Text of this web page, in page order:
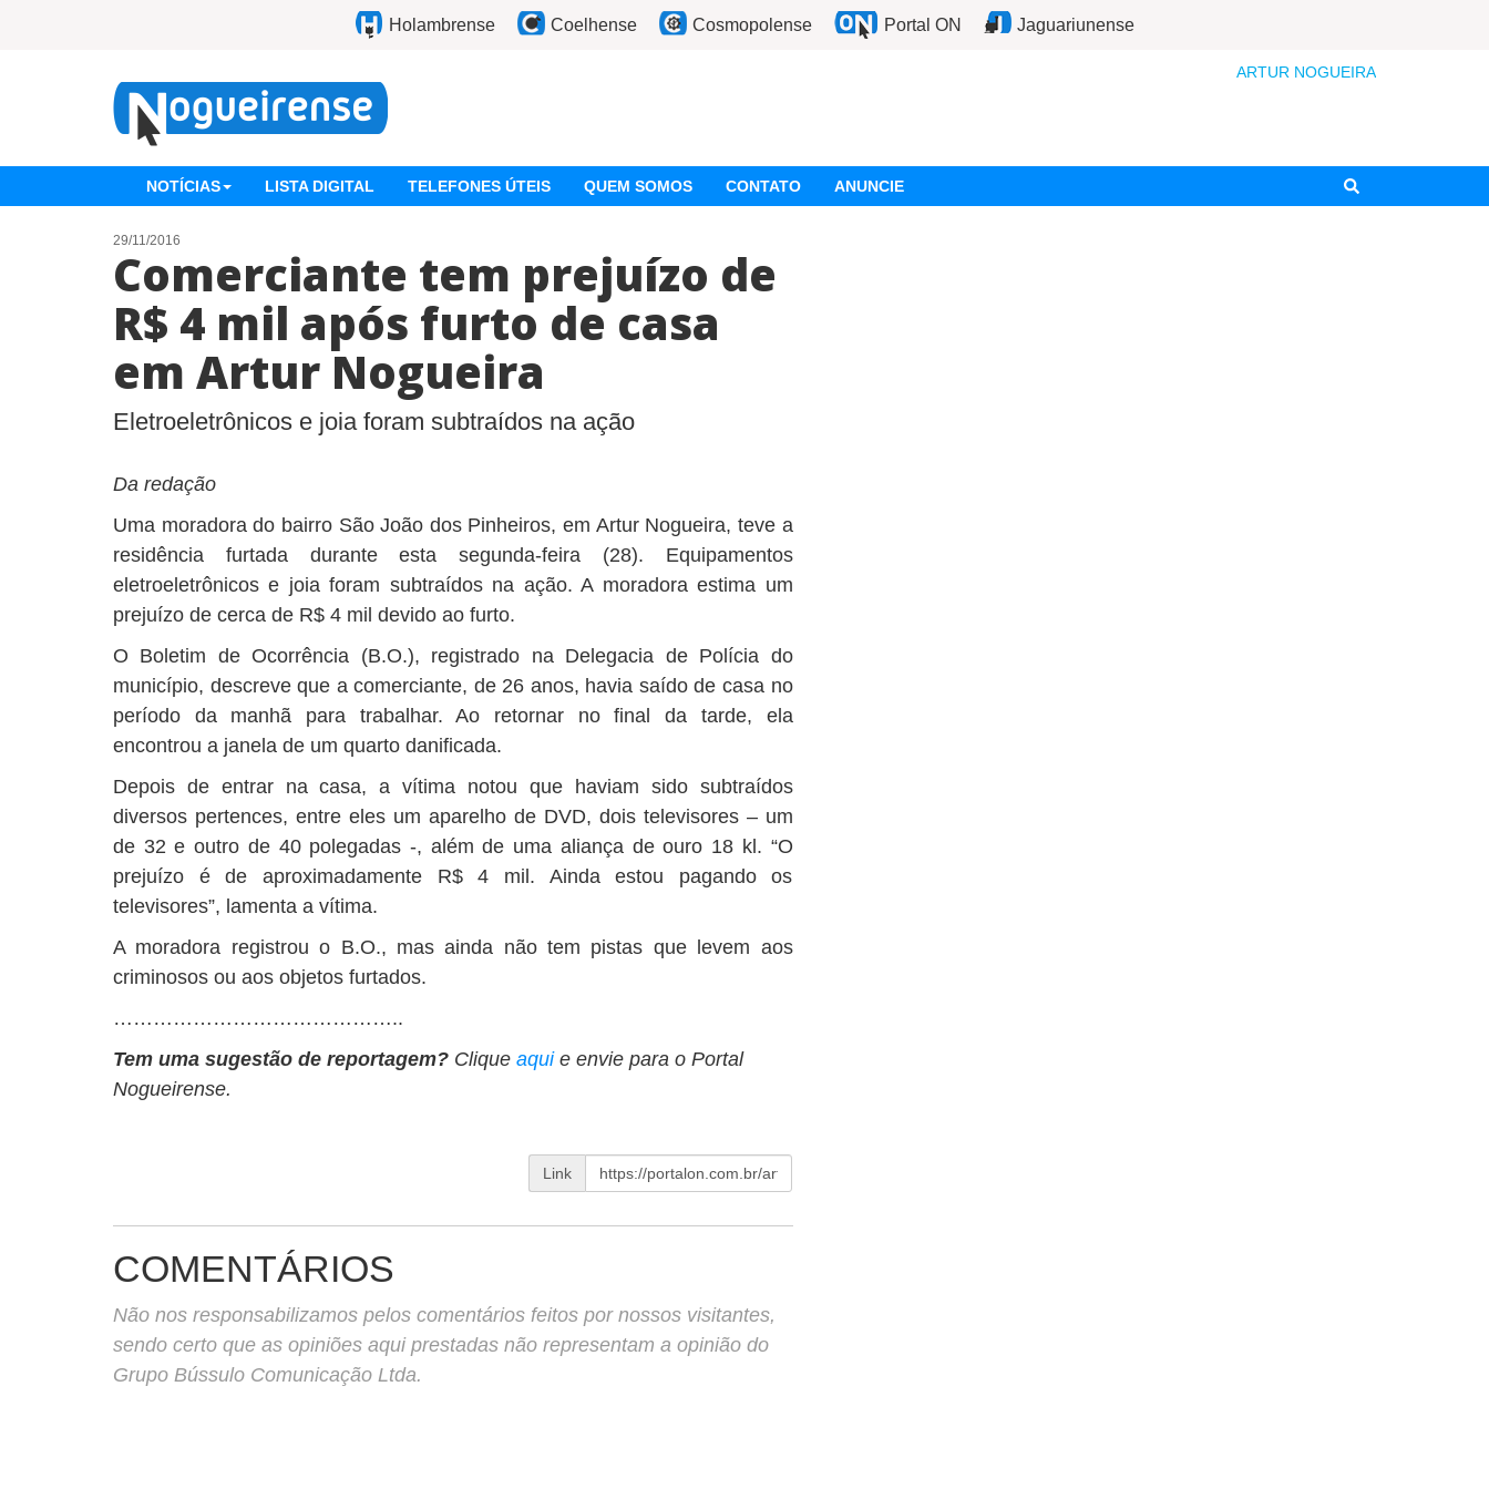
Holambrense Coelhense Cosmopolense Portal ON Jaguariunense
ARTUR NOGUEIRA
NOTÍCIAS LISTA DIGITAL TELEFONES ÚTEIS QUEM SOMOS CONTATO ANUNCIE
29/11/2016
Comerciante tem prejuízo de
R$ 4 mil após furto de casa
em Artur Nogueira
Eletroeletrônicos e joia foram subtraídos na ação
Da redação
Uma moradora do bairro São João dos Pinheiros, em Artur Nogueira, teve a
residência furtada durante esta segunda-feira (28). Equipamentos
eletroeletrônicos e joia foram subtraídos na ação. A moradora estima um
prejuízo de cerca de R$ 4 mil devido ao furto.
O Boletim de Ocorrência (B.O.), registrado na Delegacia de Polícia do
município, descreve que a comerciante, de 26 anos, havia saído de casa no
período da manhã para trabalhar. Ao retornar no final da tarde, ela
encontrou a janela de um quarto danificada.
Depois de entrar na casa, a vítima notou que haviam sido subtraídos
diversos pertences, entre eles um aparelho de DVD, dois televisores – um
de 32 e outro de 40 polegadas -, além de uma aliança de ouro 18 kl. “O
prejuízo é de aproximadamente R$ 4 mil. Ainda estou pagando os
televisores”, lamenta a vítima.
A moradora registrou o B.O., mas ainda não tem pistas que levem aos
criminosos ou aos objetos furtados.
……………………………………..
Tem uma sugestão de reportagem? Clique aqui e envie para o Portal
Nogueirense.
Link
COMENTÁRIOS
Não nos responsabilizamos pelos comentários feitos por nossos visitantes,
sendo certo que as opiniões aqui prestadas não representam a opinião do
Grupo Bússulo Comunicação Ltda.